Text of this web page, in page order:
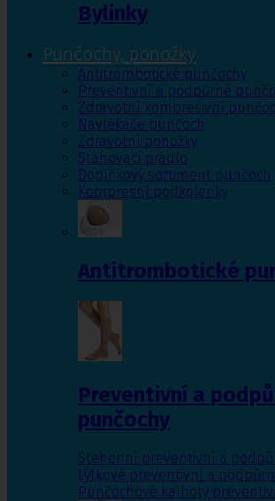
Bylinky
Punčochy, ponožky
Antitrombotické punčochy
Preventivní a podpůrné
Zdravotní kompresivní
Navlékače punčoch
Zdravotní ponožky
Stahovací prádlo
Doplňkový sortiment punčoch
Kompresní podkolenky
Antitrombotické
Preventivní a
punčochy
Stehenní preventivní a
Lýtkové preventivní a
Punčochové kalhoty